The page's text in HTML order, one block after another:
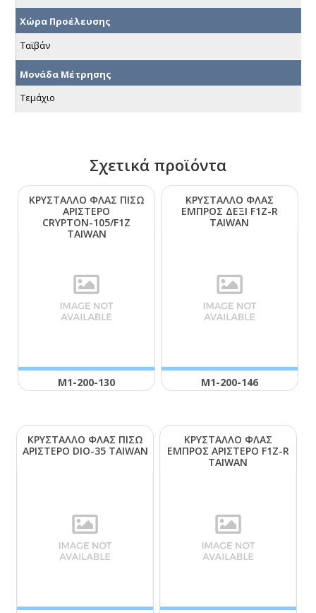
Χώρα Προέλευσης
Ταϊβάν
Μονάδα Μέτρησης
Τεμάχιο
Σχετικά προϊόντα
ΚΡΥΣΤΑΛΛΟ ΦΛΑΣ ΠΙΣΩ
ΑΡΙΣΤΕΡΟ
CRΥΡΤΟΝ-105/F1Ζ
ΤΑΙWΑΝ
Μ1-200-130
ΚΡΥΣΤΑΛΛΟ ΦΛΑΣ
ΕΜΠΡΟΣ ΔΕΞΙ F1Ζ-R
ΤΑΙWΑΝ
Μ1-200-146
ΚΡΥΣΤΑΛΛΟ ΦΛΑΣ ΠΙΣΩ
ΑΡΙΣΤΕΡΟ DΙΟ-35 ΤΑΙWΑΝ
ΚΡΥΣΤΑΛΛΟ ΦΛΑΣ
ΕΜΠΡΟΣ ΑΡΙΣΤΕΡΟ F1Ζ-R
ΤΑΙWΑΝ